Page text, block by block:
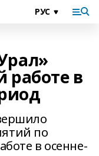
работе в
по
в осенне-